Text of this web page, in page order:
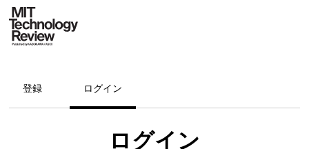
登録 ログイン
ログイン